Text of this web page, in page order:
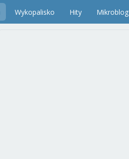
Wykopalisko Hity Mikroblog